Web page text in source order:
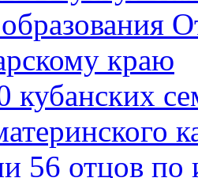
краю
кубанских
56 отцов по